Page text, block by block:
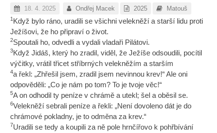
18. 4. 2025 Ondřej Macek 2025 Matouš
1 Když bylo ráno, uradili se všichni velekněží a starší lidu proti
Ježíšovi, že ho připraví o život.
2Spoutali ho, odvedli a vydali vladaři Pilátovi.
3Když Jidáš, který ho zradil, viděl, že Ježíše odsoudili, pocítil
výčitky, vrátil třicet stříbrných velekněžím a starším
4a řekl: „Zhřešil jsem, zradil jsem nevinnou krev!“ Ale oni
odpověděli: „Co je nám po tom? To je tvoje věc!“
5A on odhodil ty peníze v chrámě a utekl; šel a oběsil se.
6Velekněží sebrali peníze a řekli: „Není dovoleno dát je do
chrámové pokladny, je to odměna za krev.“
7Uradili se tedy a koupili za ně pole hrnčířovo k pohřbívání